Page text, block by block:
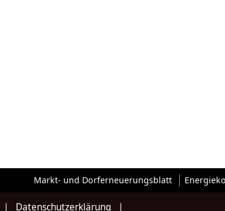
Markt- und Dorferneuerungsblatt
| Datenschutzerklärung |